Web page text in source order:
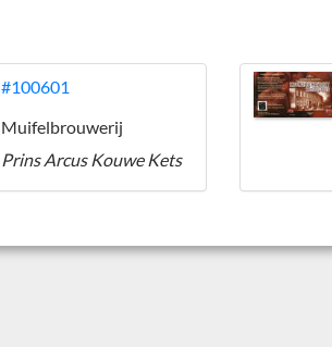
#100601
Muifelbrouwerij
Prins Arcus Kouwe Kets